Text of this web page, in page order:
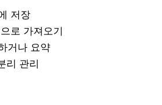
저장
로 가져오기
거나 요약
리 관리